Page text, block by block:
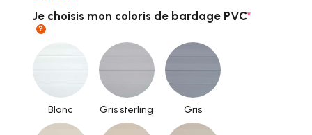
Je choisis mon coloris de bardage PVC*
?
Blanc Gris sterling Gris